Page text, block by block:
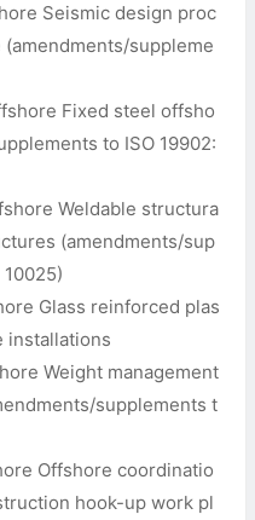
Seismic design proc
suppleme
Fixed steel offsho
to ISO 19902:
Weldable structura
(amendments/sup
Glass reinforced plas
installations
Weight management
supplements t
Offshore coordinatio
hook-up work pl